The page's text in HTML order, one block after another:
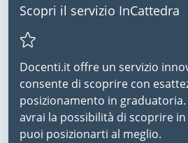
Scopri il servizio InCattedra
Docenti.it offre un servizio
consente di scoprire con
posizionamento in graduatoria.
avrai la possibilità di scoprire
puoi posizionarti al meglio.